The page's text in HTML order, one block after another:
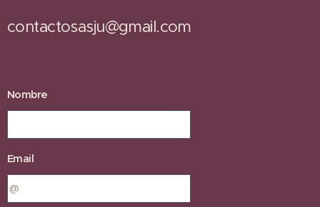
contactosasju@gmail.com
Nombre
Email